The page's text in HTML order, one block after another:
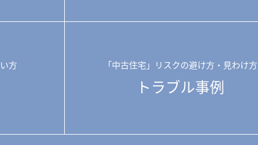
方 「中古住宅」リスクの避け方・見わけ方
トラブル事例